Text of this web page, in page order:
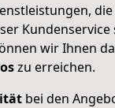
wir Ihnen
zu erreichen.
bei den